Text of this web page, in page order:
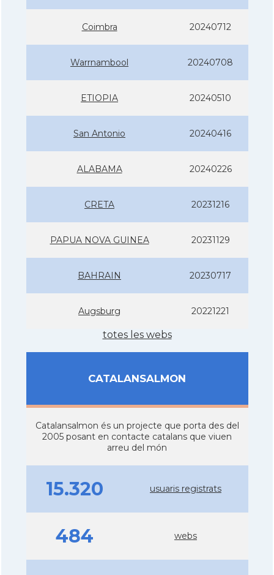
Coimbra 20240712
Warrnambool 20240708
ETIOPIA 20240510
San Antonio 20240416
ALABAMA 20240226
CRETA 20231216
PAPUA NOVA GUINEA 20231129
BAHRAIN 20230717
Augsburg 20221221
totes les webs
CATALANSALMON
Catalansalmon és un projecte que porta des del
2005 posant en contacte catalans que viuen
arreu del món
15.320 usuaris registrats
484 webs